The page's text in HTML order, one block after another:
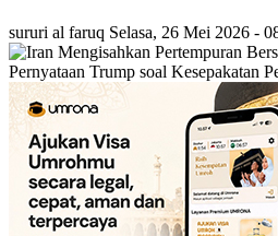
sururi al faruq Selasa, 26 Mei 2026 -